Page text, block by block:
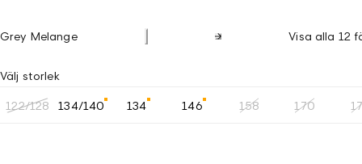
Grey Melange Visa alla 12
Välj storlek
122/128 134/140 134 146 158 170